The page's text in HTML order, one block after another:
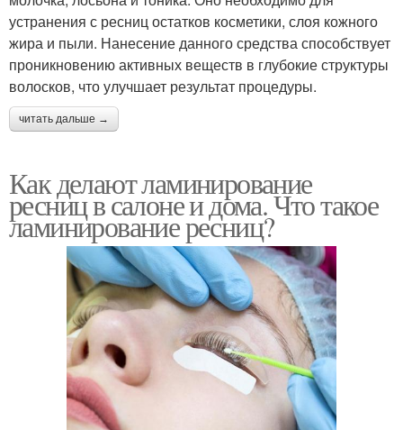
устранения с ресниц остатков косметики, слоя кожного
жира и пыли. Нанесение данного средства способствует
проникновению активных веществ в глубокие структуры
волосков, что улучшает результат процедуры.
читать дальше →
Как делают ламинирование
ресниц в салоне и дома. Что такое
ламинирование ресниц?